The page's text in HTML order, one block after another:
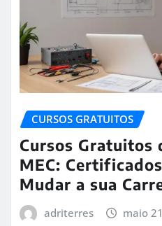
CURSOS GRATUITOS
Cursos Gratuitos
MEC:
Mudar a sua
adriterres maio